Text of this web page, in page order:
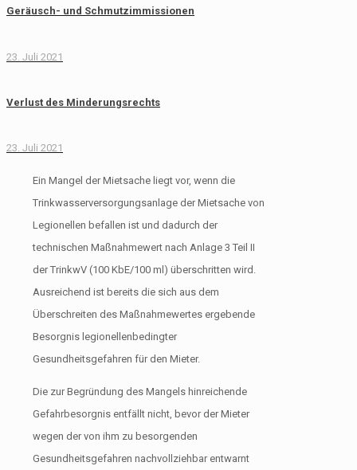
Geräusch- und Schmutzimmissionen
23. Juli 2021
Verlust des Minderungsrechts
23. Juli 2021
Ein Mangel der Mietsache liegt vor, wenn die
Trinkwasserversorgungsanlage der Mietsache von
Legionellen befallen ist und dadurch der
technischen Maßnahmewert nach Anlage 3 Teil II
der TrinkwV (100 KbE/100 ml) überschritten wird.
Ausreichend ist bereits die sich aus dem
Überschreiten des Maßnahmewertes ergebende
Besorgnis legionellenbedingter
Gesundheitsgefahren für den Mieter.
Die zur Begründung des Mangels hinreichende
Gefahrbesorgnis entfällt nicht, bevor der Mieter
wegen der von ihm zu besorgenden
Gesundheitsgefahren nachvollziehbar entwarnt